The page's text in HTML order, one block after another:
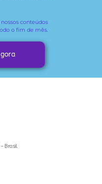
nossos conteúdos
o fim de mês.
Brasil